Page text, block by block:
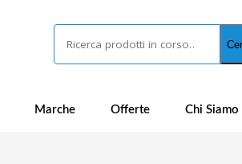
Marche Offerte Chi Siamo